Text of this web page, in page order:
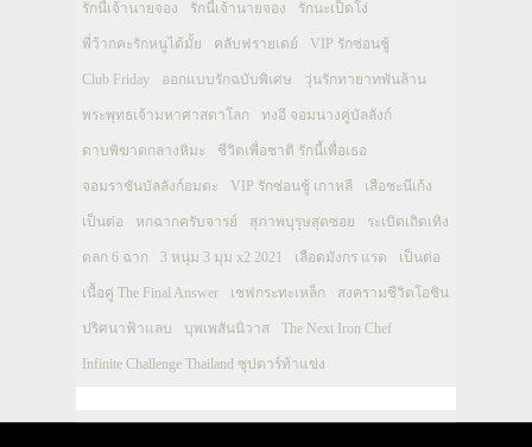
รักนี้เจ้านายจอง รักนี้เจ้านายจอง รักนะเป็ดโง่
พี่ว้ากคะรักหนูได้มั้ย คลับฟรายเดย์ VIP รักซ่อนชู้
Club Friday ออกแบบรักฉบับพิเศษ วุ่นรักทายาทพันล้าน
พระพุทธเจ้ามหาศาสดาโลก ทงอี จอมนางคู่บัลลังก์
ดาบพิฆาตกลางหิมะ ชีวิตเพื่อชาติ รักนี้เพื่อเธอ
จอมราชันบัลลังก์อมตะ VIP รักซ่อนชู้ เกาหลี เสือชะนีเก้ง
เป็นต่อ หกฉากครับจารย์ สุภาพบุรุษสุดซอย ระเบิดเถิดเทิง
ตลก 6 ฉาก 3 หนุ่ม 3 มุม x2 2021 เลือดมังกร แรด เป็นต่อ
เนื้อคู่ The Final Answer เชฟกระทะเหล็ก สงครามชีวิตโอชิน
ปริศนาฟ้าแลบ บุพเพสันนิวาส The Next Iron Chef
Infinite Challenge Thailand ซุปตาร์ท้าแข่ง